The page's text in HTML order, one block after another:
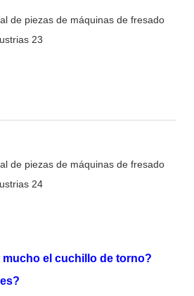
mucho el cuchillo de torno?